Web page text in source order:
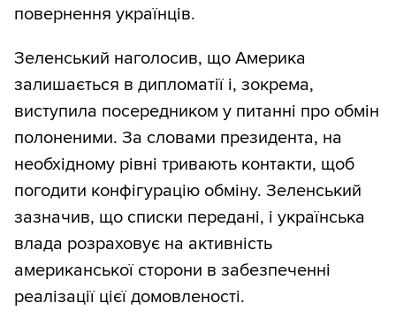
повернення українців.
Зеленський наголосив, що Америка
залишається в дипломатії і, зокрема,
виступила посередником у питанні про обмін
полоненими. За словами президента, на
необхідному рівні тривають контакти, щоб
погодити конфігурацію обміну. Зеленський
зазначив, що списки передані, і українська
влада розраховує на активність
американської сторони в забезпеченні
реалізації цієї домовленості.